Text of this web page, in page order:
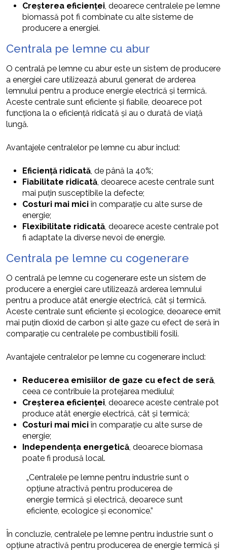
Creșterea eficienței, deoarece centralele pe lemne
biomassă pot fi combinate cu alte sisteme de
producere a energiei.
Centrala pe lemne cu abur
O centrală pe lemne cu abur este un sistem de producere
a energiei care utilizează aburul generat de arderea
lemnului pentru a produce energie electrică și termică.
Aceste centrale sunt eficiente și fiabile, deoarece pot
funcționa la o eficiență ridicată și au o durată de viață
lungă.
Avantajele centralelor pe lemne cu abur includ:
Eficiență ridicată, de până la 40%;
Fiabilitate ridicată, deoarece aceste centrale sunt
mai puțin susceptibile la defecte;
Costuri mai miciîn comparație cu alte surse de
energie;
Flexibilitate ridicată, deoarece aceste centrale pot
fi adaptate la diverse nevoi de energie.
Centrala pe lemne cu cogenerare
O centrală pe lemne cu cogenerare este un sistem de
producere a energiei care utilizează arderea lemnului
pentru a produce atât energie electrică, cât și termică.
Aceste centrale sunt eficiente și ecologice, deoarece emit
mai puțin dioxid de carbon și alte gaze cu efect de seră în
comparație cu centralele pe combustibili fosili.
Avantajele centralelor pe lemne cu cogenerare includ:
Reducerea emisiilor de gaze cu efect de seră,
ceea ce contribuie la protejarea mediului;
Creșterea eficienței, deoarece aceste centrale pot
produce atât energie electrică, cât și termică;
Costuri mai miciîn comparație cu alte surse de
energie;
Independența energetică, deoarece biomasa
poate fi produsă local.
„Centralele pe lemne pentru industrie sunt o
opțiune atractivă pentru producerea de
energie termică și electrică, deoarece sunt
eficiente, ecologice și economice.”
În concluzie, centralele pe lemne pentru industrie sunt o
opțiune atractivă pentru producerea de energie termică și